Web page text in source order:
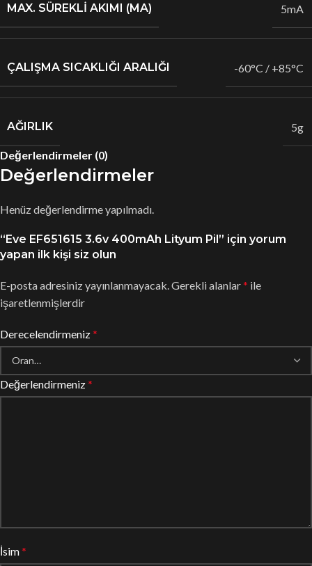
MAX. SÜREKLİ AKIMI (MA) 5mA
ÇALIŞMA SICAKLIĞI ARALIĞI -60°C / +85°C
AĞIRLIK 5g
Değerlendirmeler (0)
Değerlendirmeler
Henüz değerlendirme yapılmadı.
“Eve EF651615 3.6v 400mAh Lityum Pil” için yorum
yapan ilk kişi siz olun
E-posta adresiniz yayınlanmayacak.Gerekli alanlar* ile
işaretlenmişlerdir
Derecelendirmeniz*
Değerlendirmeniz*
İsim*